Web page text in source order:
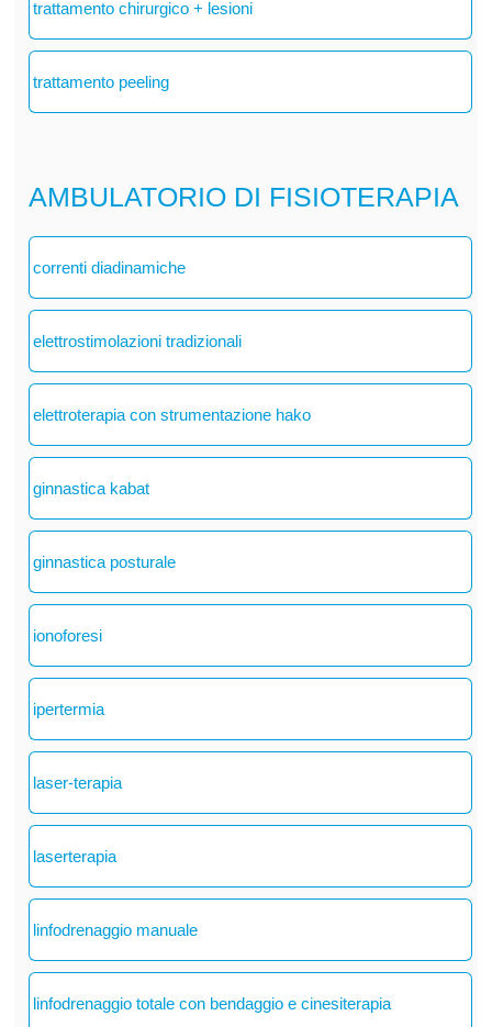
trattamento chirurgico + lesioni
trattamento peeling
AMBULATORIO DI FISIOTERAPIA
correnti diadinamiche
elettrostimolazioni tradizionali
elettroterapia con strumentazione hako
ginnastica kabat
ginnastica posturale
ionoforesi
ipertermia
laser-terapia
laserterapia
linfodrenaggio manuale
linfodrenaggio totale con bendaggio e cinesiterapia